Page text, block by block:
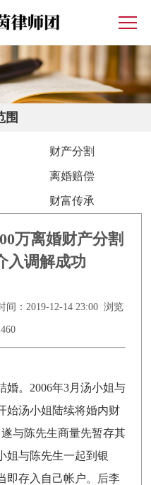
围
财产分割
离婚赔偿
财富传承
万离婚财产分割
入调解成功
：2019-12-14 23:00 浏览
。2006年3月汤小姐与
始汤小姐陆续将婚内财
与陈先生商量先暂存其
姐与陈先生一起到银
即存入自己帐户。后李